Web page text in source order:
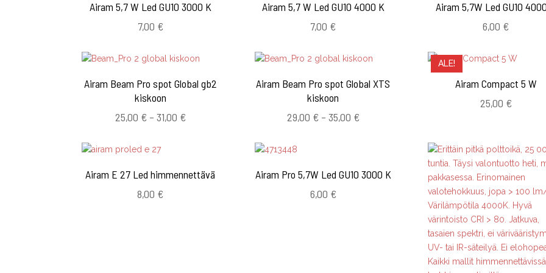
Airam 5,7 W Led GU10 3000 K
7,00 €
Airam 5,7 W Led GU10 4000 K
7,00 €
Airam 5,7W Led GU10
6,00 €
Airam Beam Pro spot Global gb2
kiskoon
25,00 € – 31,00 €Hintaluokka:
Airam Beam Pro spot Global XTS
kiskoon
29,00 € – 35,00 €Hintaluokka:
ALE!
Airam Compact 5 W
25,00 €
Airam E 27 Led himmennettävä
8,00 €
Airam Pro 5,7W Led GU10 3000 K
6,00 €